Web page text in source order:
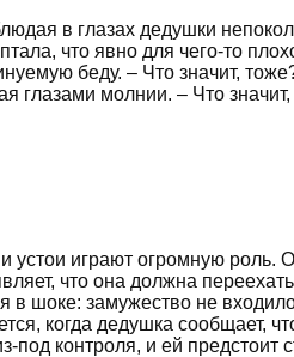
в глазах дедушки
что явно для чего-то
беду. – Что значит,
глазами молнии. – Что
играют огромную роль.
что она должна
шоке: замужество не
когда дедушка сообщает,
контроля, и ей